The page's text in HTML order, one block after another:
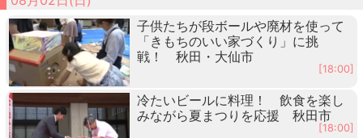
子供たちが段ボールや廃材を使って
「きもちのいい家づくり」に挑
戦！ 秋田・大仙市
[18:00]
冷たいビールに料理！ 飲食を楽し
みながら夏まつりを応援 秋田市
[18:00]